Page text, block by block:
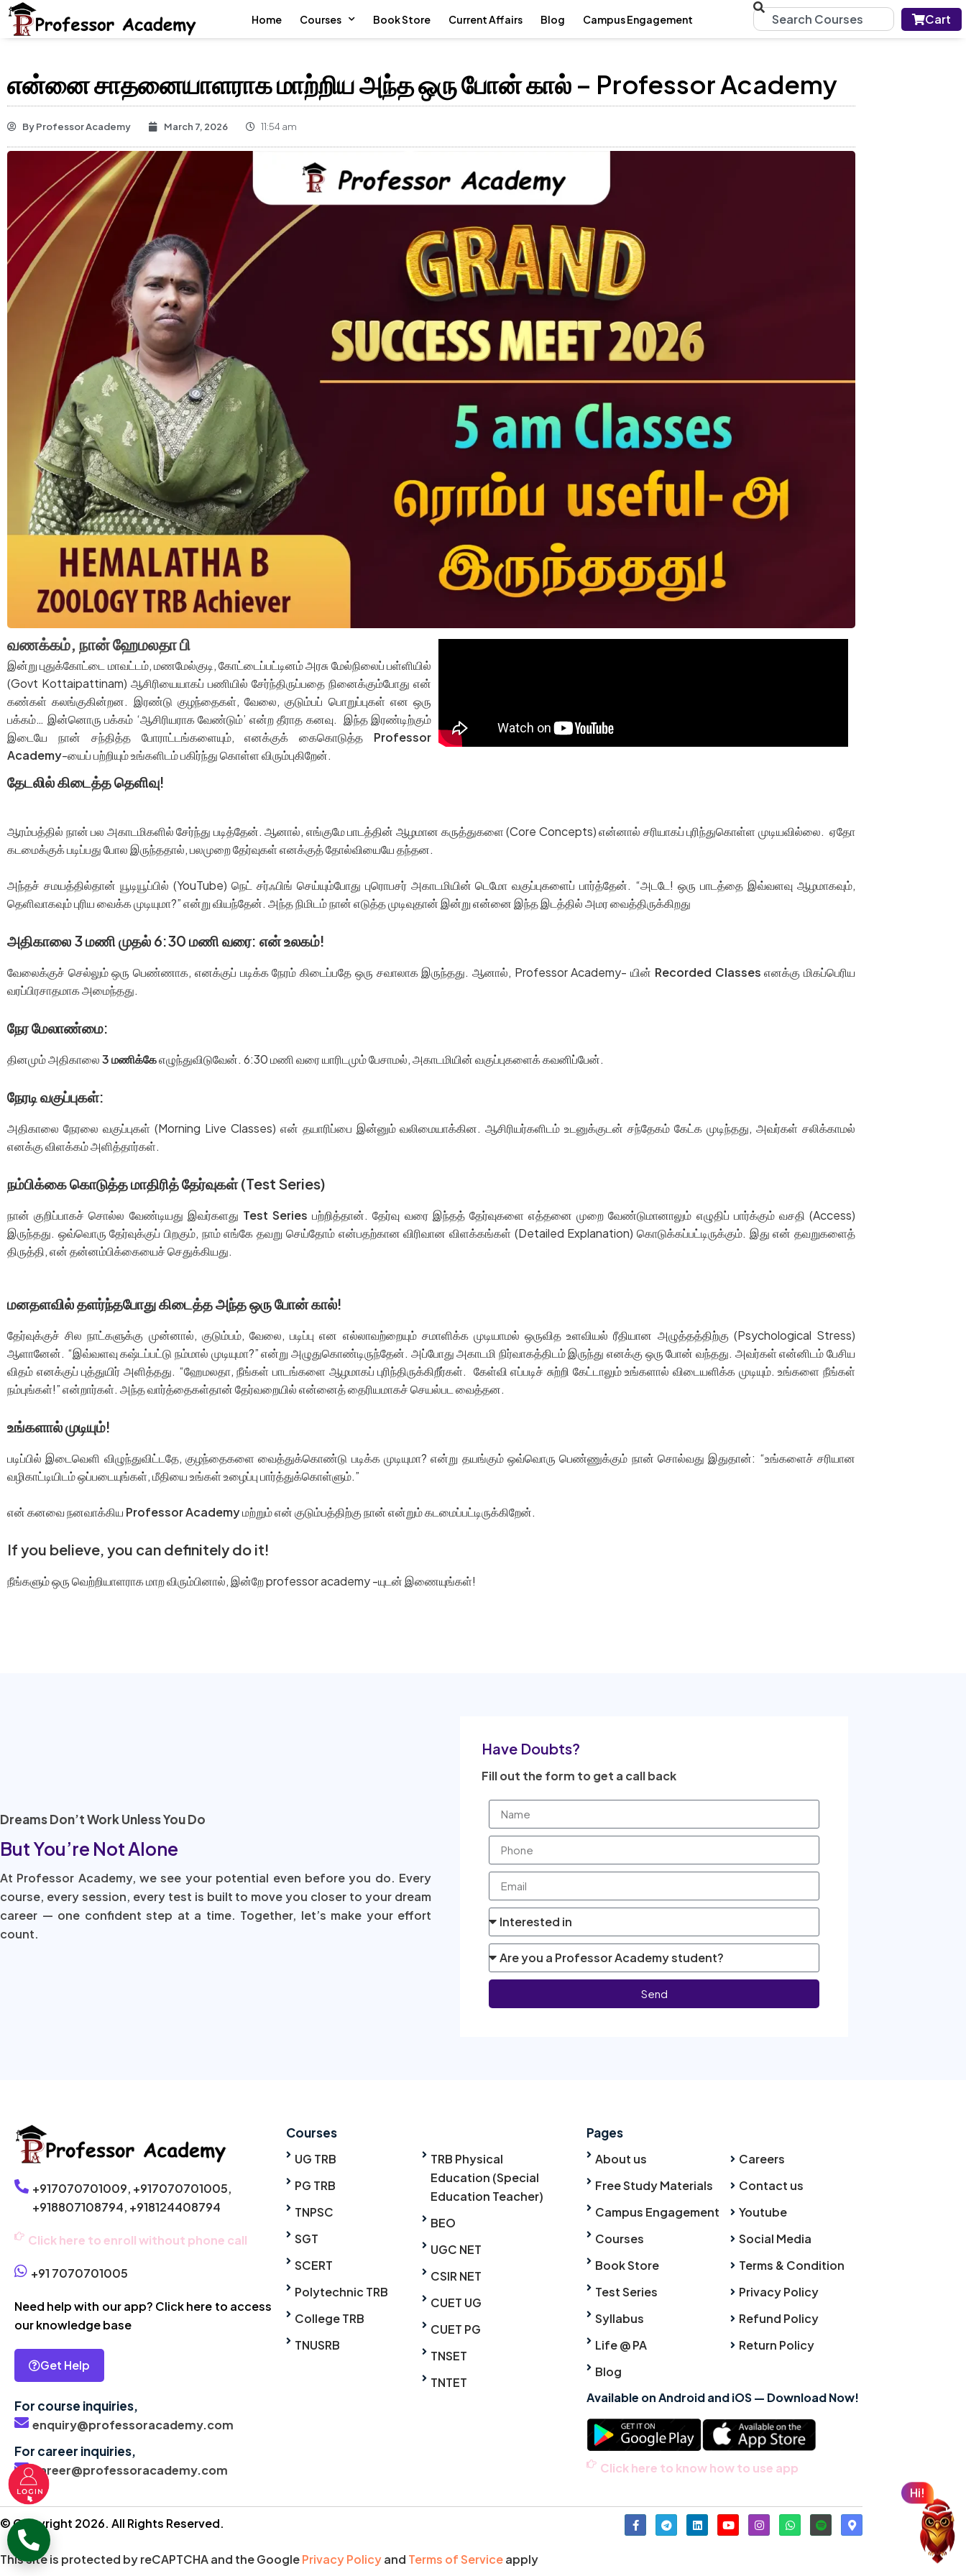
Home Courses Book Store Current Affairs Blog Campus Engagement Cart
என்னை சாதனையாளராக மாற்றிய அந்த ஒரு போன் கால் – Professor Academy
ByProfessor Academy March 7, 2026 11:54 am
வணக்கம், நான் ஹேமலதா பி
இன்று புதுக்கோட்டை மாவட்டம், மணமேல்குடி, கோட்டைப்பட்டினம் அரசு மேல்நிலைப் பள்ளியில்
(Govt Kottaipattinam) ஆசிரியையாகப் பணியில் சேர்ந்திருப்பதை நினைக்கும்போது என்
கண்கள் கலங்குகின்றன. இரண்டு குழந்தைகள், வேலை, குடும்பப் பொறுப்புகள் என ஒரு
பக்கம்… இன்னொரு பக்கம் ‘ஆசிரியராக வேண்டும்’ என்ற தீராத கனவு. இந்த இரண்டிற்கும்
இடையே நான் சந்தித்த போராட்டங்களையும், எனக்குக் கைகொடுத்த Professor
Academy-யைப் பற்றியும் உங்களிடம் பகிர்ந்து கொள்ள விரும்புகிறேன்.
தேடலில் கிடைத்த தெளிவு!
ஆரம்பத்தில் நான் பல அகாடமிகளில் சேர்ந்து படித்தேன். ஆனால், எங்குமே பாடத்தின் ஆழமான கருத்துகளை (Core Concepts) என்னால் சரியாகப் புரிந்துகொள்ள முடியவில்லை. ஏதோ
கடமைக்குக் படிப்பது போல இருந்ததால், பலமுறை தேர்வுகள் எனக்குத் தோல்வியையே தந்தன.
அந்தச் சமயத்தில்தான் யூடியூப்பில் (YouTube) நெட் சர்ஃபிங் செய்யும்போது புரொபசர் அகாடமியின் டெமோ வகுப்புகளைப் பார்த்தேன். “அடடே! ஒரு பாடத்தை இவ்வளவு ஆழமாகவும்,
தெளிவாகவும் புரிய வைக்க முடியுமா?” என்று வியந்தேன். அந்த நிமிடம் நான் எடுத்த முடிவுதான் இன்று என்னை இந்த இடத்தில் அமர வைத்திருக்கிறது
அதிகாலை 3 மணி முதல் 6:30 மணி வரை: என் உலகம்!
வேலைக்குச் செல்லும் ஒரு பெண்ணாக, எனக்குப் படிக்க நேரம் கிடைப்பதே ஒரு சவாலாக இருந்தது. ஆனால், Professor Academy- யின் Recorded Classes எனக்கு மிகப்பெரிய
வரப்பிரசாதமாக அமைந்தது.
நேர மேலாண்மை:
தினமும் அதிகாலை3 மணிக்கேஎழுந்துவிடுவேன். 6:30 மணி வரை யாரிடமும் பேசாமல், அகாடமியின் வகுப்புகளைக் கவனிப்பேன்.
நேரடி வகுப்புகள்:
அதிகாலை நேரலை வகுப்புகள் (Morning Live Classes) என் தயாரிப்பை இன்னும் வலிமையாக்கின. ஆசிரியர்களிடம் உடனுக்குடன் சந்தேகம் கேட்க முடிந்தது, அவர்கள் சலிக்காமல்
எனக்கு விளக்கம் அளித்தார்கள்.
நம்பிக்கை கொடுத்த மாதிரித் தேர்வுகள் (Test Series)
நான் குறிப்பாகச் சொல்ல வேண்டியது இவர்களது Test Series பற்றித்தான். தேர்வு வரை இந்தத் தேர்வுகளை எத்தனை முறை வேண்டுமானாலும் எழுதிப் பார்க்கும் வசதி (Access)
இருந்தது. ஒவ்வொரு தேர்வுக்குப் பிறகும், நாம் எங்கே தவறு செய்தோம் என்பதற்கான விரிவான விளக்கங்கள் (Detailed Explanation) கொடுக்கப்பட்டிருக்கும். இது என் தவறுகளைத்
திருத்தி, என் தன்னம்பிக்கையைச் செதுக்கியது.
மனதளவில் தளர்ந்தபோது கிடைத்த அந்த ஒரு போன் கால்!
தேர்வுக்குச் சில நாட்களுக்கு முன்னால், குடும்பம், வேலை, படிப்பு என எல்லாவற்றையும் சமாளிக்க முடியாமல் ஒருவித உளவியல் ரீதியான அழுத்தத்திற்கு (Psychological Stress)
ஆளானேன். “இவ்வளவு கஷ்டப்பட்டு நம்மால் முடியுமா?” என்று அழுதுகொண்டிருந்தேன். அப்போது அகாடமி நிர்வாகத்திடம் இருந்து எனக்கு ஒரு போன் வந்தது. அவர்கள் என்னிடம் பேசிய
விதம் எனக்குப் புத்துயிர் அளித்தது. “ஹேமலதா, நீங்கள் பாடங்களை ஆழமாகப் புரிந்திருக்கிறீர்கள். கேள்வி எப்படிச் சுற்றி கேட்டாலும் உங்களால் விடையளிக்க முடியும். உங்களை நீங்கள்
நம்புங்கள்!” என்றார்கள். அந்த வார்த்தைகள்தான் தேர்வறையில் என்னைத் தைரியமாகச் செயல்பட வைத்தன.
உங்களால் முடியும்!
படிப்பில் இடைவெளி விழுந்துவிட்டதே, குழந்தைகளை வைத்துக்கொண்டு படிக்க முடியுமா? என்று தயங்கும் ஒவ்வொரு பெண்ணுக்கும் நான் சொல்வது இதுதான்: “உங்களைச் சரியான
வழிகாட்டியிடம் ஒப்படையுங்கள், மீதியை உங்கள் உழைப்பு பார்த்துக்கொள்ளும்.”
என் கனவை நனவாக்கிய Professor Academyமற்றும் என் குடும்பத்திற்கு நான் என்றும் கடமைப்பட்டிருக்கிறேன்.
If you believe, you can definitely do it!
நீங்களும் ஒரு வெற்றியாளராக மாற விரும்பினால், இன்றே professor academy -யுடன் இணையுங்கள்!
Dreams Don’t Work Unless You Do
But You’re Not Alone
At Professor Academy, we see your potential even before you do. Every
course, every session, every test is built to move you closer to your dream
career — one confident step at a time. Together, let’s make your effort
count.
Have Doubts?
Fill out the form to get a call back
Send
+917070701009, +917070701005,
+918807108794, +918124408794
Click here to enroll without phone call
+91 7070701005
Need help with our app? Click here to access
our knowledge base
Get Help
For course inquiries,
enquiry@professoracademy.com
For career inquiries,
career@professoracademy.com
Courses
UG TRB
PG TRB
TNPSC
SGT
SCERT
Polytechnic TRB
College TRB
TNUSRB
TRB Physical
Education (Special
Education Teacher)
BEO
UGC NET
CSIR NET
CUET UG
CUET PG
TNSET
TNTET
Pages
About us
Free Study Materials
Campus Engagement
Courses
Book Store
Test Series
Syllabus
Life @ PA
Blog
Careers
Contact us
Youtube
Social Media
Terms & Condition
Privacy Policy
Refund Policy
Return Policy
Available on Android and iOS — Download Now!
Click here to know how to use app
© Copyright 2026. All Rights Reserved.
This site is protected by reCAPTCHA and the GooglePrivacy Policyand Terms of Serviceapply
Hi!